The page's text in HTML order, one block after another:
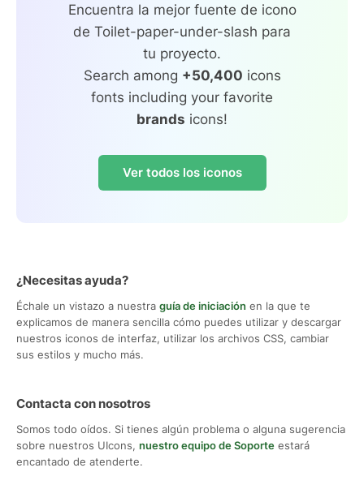
Encuentra la mejor fuente de icono
de Toilet-paper-under-slash para
tu proyecto.
Search among +50,400 icons
fonts including your favorite
brands icons!
Ver todos los iconos
¿Necesitas ayuda?
Échale un vistazo a nuestra guía de iniciación en la que te
explicamos de manera sencilla cómo puedes utilizar y descargar
nuestros iconos de interfaz, utilizar los archivos CSS, cambiar
sus estilos y mucho más.
Contacta con nosotros
Somos todo oídos. Si tienes algún problema o alguna sugerencia
sobre nuestros UIcons, nuestro equipo de Soporte estará
encantado de atenderte.